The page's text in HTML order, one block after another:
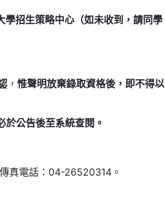
學招生策略中心（如未收到，請同學
， 惟聲明放棄錄取資格後，即不得以
於公告後至系統查閱。
真電話：04-26520314。